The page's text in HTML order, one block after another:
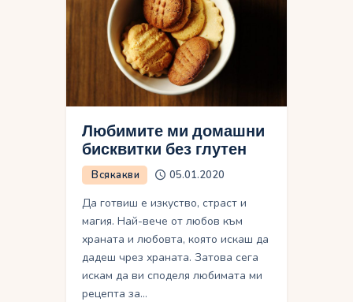
Любимите ми домашни
бисквитки без глутен
Всякакви 05.01.2020
Да готвиш е изкуство, страст и
магия. Най-вече от любов към
храната и любовта, която искаш да
дадеш чрез храната. Затова сега
искам да ви споделя любимата ми
рецепта за…